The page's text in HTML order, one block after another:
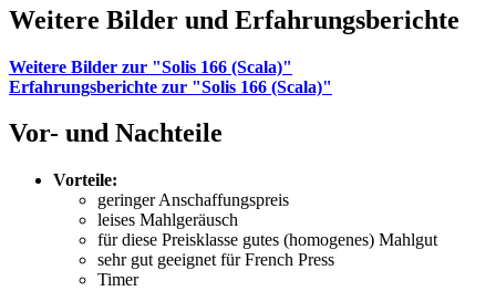
Weitere Bilder und Erfahrungsberichte
Weitere Bilder zur "Solis 166 (Scala)"
Erfahrungsberichte zur "Solis 166 (Scala)"
Vor- und Nachteile
Vorteile:
geringer Anschaffungspreis
leises Mahlgeräusch
für diese Preisklasse gutes (homogenes) Mahlgut
sehr gut geeignet für French Press
Timer